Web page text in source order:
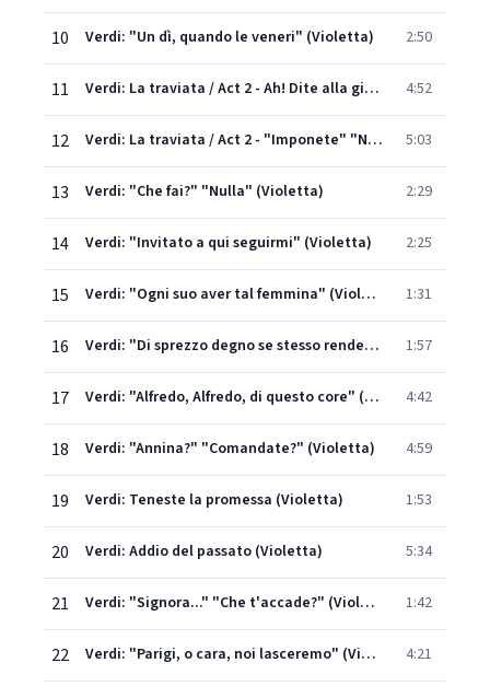
10 Verdi: "Un dì, quando le veneri" (Violetta) 2:50
11 Verdi: La traviata / Act 2 - Ah! Dite alla giovine 4:52
12 Verdi: La traviata / Act 2 - "Imponete" "Non amarlo ditegli" (Violetta) 5:03
13 Verdi: "Che fai?" "Nulla" (Violetta) 2:29
14 Verdi: "Invitato a qui seguirmi" (Violetta) 2:25
15 Verdi: "Ogni suo aver tal femmina" (Violetta) 1:31
16 Verdi: "Di sprezzo degno se stesso rende" (Violetta) 1:57
17 Verdi: "Alfredo, Alfredo, di questo core" (Violetta) 4:42
18 Verdi: "Annina?" "Comandate?" (Violetta) 4:59
19 Verdi: Teneste la promessa (Violetta) 1:53
20 Verdi: Addio del passato (Violetta) 5:34
21 Verdi: "Signora..." "Che t'accade?" (Violetta) 1:42
22 Verdi: "Parigi, o cara, noi lasceremo" (Violetta) 4:21